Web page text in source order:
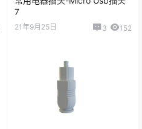
7
21年9月25日 3 152